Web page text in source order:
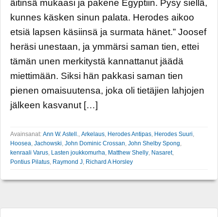
äitinsä mukaasi ja pakene Egyptiin. Pysy siellä,
kunnes käsken sinun palata. Herodes aikoo
etsiä lapsen käsiinsä ja surmata hänet.” Joosef
heräsi unestaan, ja ymmärsi saman tien, ettei
tämän unen merkitystä kannattanut jäädä
miettimään. Siksi hän pakkasi saman tien
pienen omaisuutensa, joka oli tietäjien lahjojen
jälkeen kasvanut […]
Avainsanat: Ann W. Astell. Arkelaus Herodes Antipas Herodes Suuri
Hoosea Jachowski John Dominic Crossan John Shelby Spong
kenraali Varus Lasten joukkomurha Matthew Shelly Nasaret,
Pontius Pilatus Raymond J Richard A Horsley